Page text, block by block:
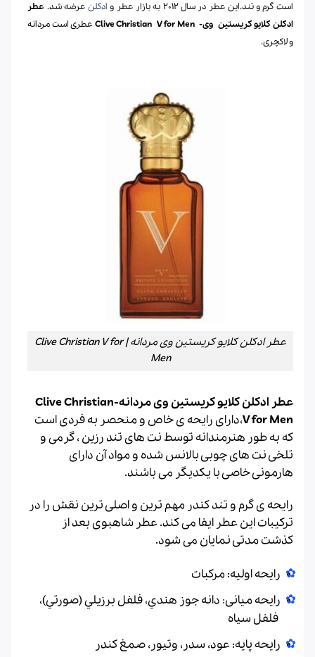
است گرم و تند.این عطر در سال 2012 به بازار عطر و
ادکلنعرضه شد. عطر
ادکلن کلایو کریستین وی- Clive Christian V for Men
عطری است مردانه
و لاکچری.
عطر ادکلن کلایو کریستین وی مردانه | Clive Christian V for
Men
عطر ادکلن کلایو کریستین وی مردانه-Clive Christian
V for Men،دارای رایحه ی خاص و منحصر به فردی است
که به طور هنرمندانه توسط نت های تند رزین ، گرمی و
تلخی نت های چوبی بالانس شده و مواد آن دارای
هارمونی خاصی با یکدیگر می باشند.
رایحه ی گرم و تند کندر مهم ترین و اصلی ترین نقش را در
ترکیبات این عطر ایفا می کند. عطر شاهبوی بعد از
کذشت مدتی نمایان می شود.
رایحه اولیه: مرکبات
رایحه میانی: دانه جوز هندي، فلفل برزيلي (صورتي)،
فلفل سياه
رایحه پایه: عود، سدر، وتيور، صمغ کندر